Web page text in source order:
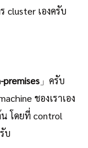
cluster เองครับ
」ครับ
ชองเราเอง
โดยที่ control
บ